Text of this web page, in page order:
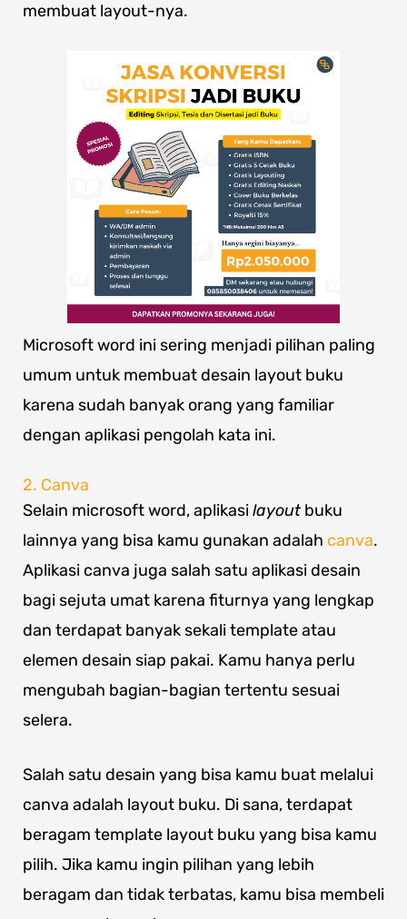
membuat layout-nya.
Microsoft word ini sering menjadi pilihan paling
umum untuk membuat desain layout buku
karena sudah banyak orang yang familiar
dengan aplikasi pengolah kata ini.
2. Canva
Selain microsoft word, aplikasilayout buku
lainnya yang bisa kamu gunakan adalah canva.
Aplikasi canva juga salah satu aplikasi desain
bagi sejuta umat karena fiturnya yang lengkap
dan terdapat banyak sekali template atau
elemen desain siap pakai. Kamu hanya perlu
mengubah bagian-bagian tertentu sesuai
selera.
Salah satu desain yang bisa kamu buat melalui
canva adalah layout buku. Di sana, terdapat
beragam template layout buku yang bisa kamu
pilih. Jika kamu ingin pilihan yang lebih
beragam dan tidak terbatas, kamu bisa membeli